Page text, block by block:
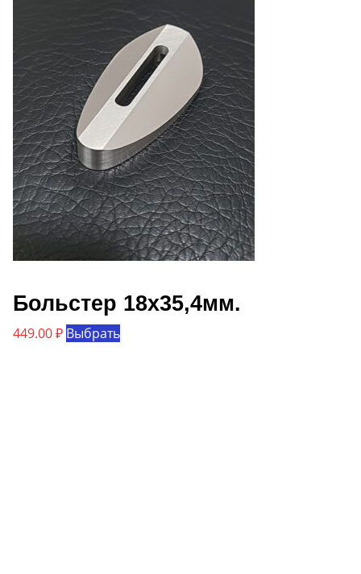
вариаций.
Опции
можно
выбрать
на
странице
товара.
Больстер 18х35,4мм.
449.00₽ ВыбратьЭтот